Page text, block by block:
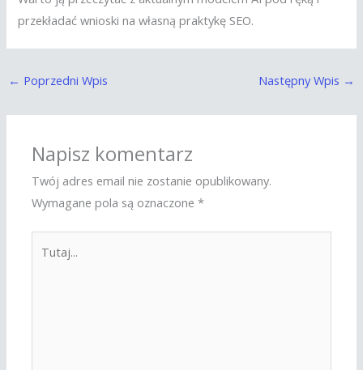
przekładać wnioski na własną praktykę SEO.
← Poprzedni Wpis Następny Wpis →
Napisz komentarz
Twój adres email nie zostanie opublikowany.
Wymagane pola są oznaczone*